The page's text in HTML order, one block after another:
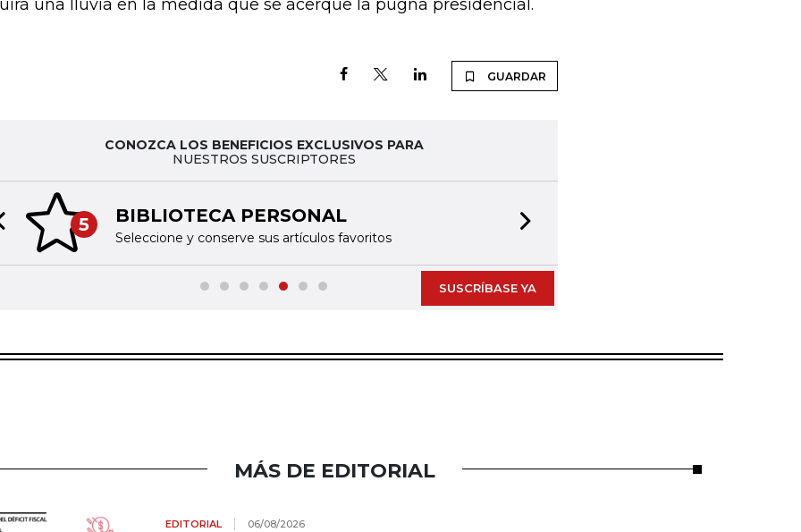
una lluvia en la medida que se acerque la pugna presidencial.
GUARDAR
CONOZCA LOS BENEFICIOS EXCLUSIVOS PARA
NUESTROS SUSCRIPTORES
5 BIBLIOTECA PERSONAL
Seleccione y conserve sus artículos favoritos
slide
SUSCRÍBASE YA
MÁS DE EDITORIAL
EDITORIAL 06/08/2026